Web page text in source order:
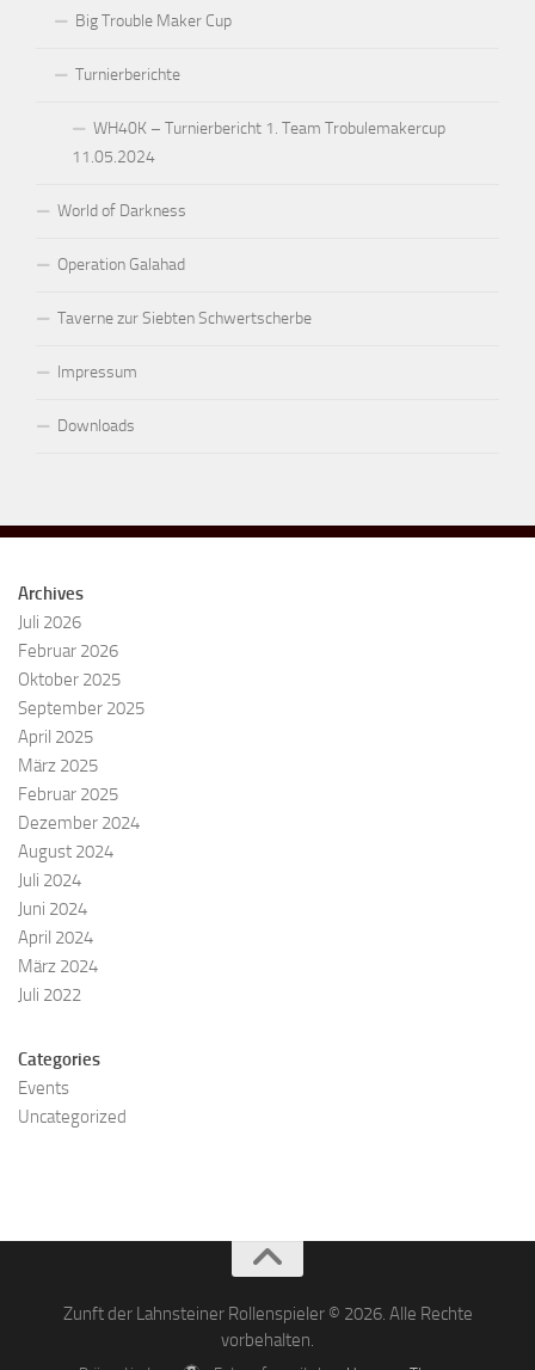
Big Trouble Maker Cup
Turnierberichte
WH40K – Turnierbericht 1. Team Trobulemakercup
11.05.2024
World of Darkness
Operation Galahad
Taverne zur Siebten Schwertscherbe
Impressum
Downloads
Archives
Juli 2026
Februar 2026
Oktober 2025
September 2025
April 2025
März 2025
Februar 2025
Dezember 2024
August 2024
Juli 2024
Juni 2024
April 2024
März 2024
Juli 2022
Categories
Events
Uncategorized
Zunft der Lahnsteiner Rollenspieler © 2026. Alle Rechte
vorbehalten.